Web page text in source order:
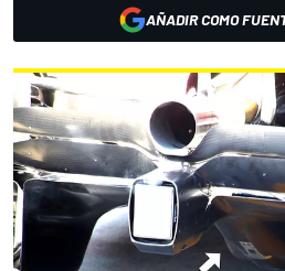
AÑADIR COMO